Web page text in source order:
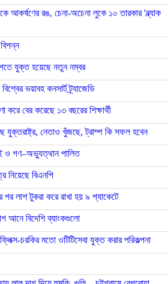
আকর্ষণের রঙ, চেনা-অচেনা লুকে ১০ তারকার 'ব্ল্যাক
যুক্ত হয়েছে নতুন নম্বর
ভয়াবহ কনসার্ট ট্র্যাজেডি
বের করেছে ১৩ বছরের শিক্ষার্থী
যুক্তরাষ্ট্র, নেতাও খুঁজছে, ট্রাম্প কি সফল হবেন
ও গণ–অভ্যুত্থান পালিত
নিয়েছে বিএনপি
পর লাশ টুকরা করে রাখা হয় ৯ প্যাকেটে
আনে বিদেশি ব্যাংকগুলো
চরকির মতো ওটিটিসেবা যুক্ত করার পরিকল্পনা